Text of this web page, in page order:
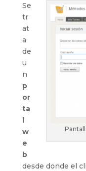
Se
tr
at
a
de
u
n
p
or
ta
l
w
e
b
desde donde el